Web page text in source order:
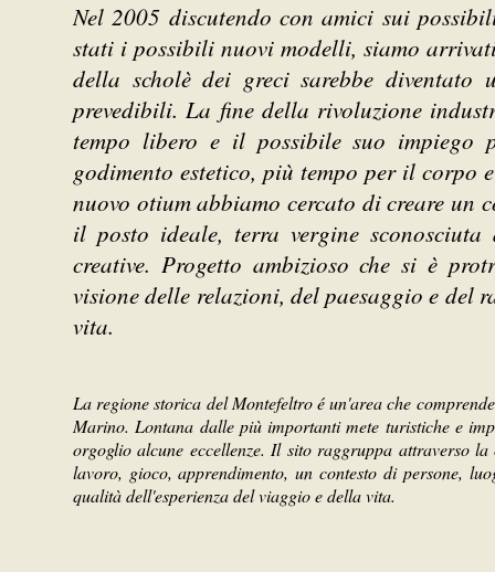
Nel 2005 discutendo con amici sui
stati i possibili nuovi modelli, siamo
della scholè dei greci sarebbe diventato
prevedibili. La fine della rivoluzione
tempo libero e il possibile suo impiego
godimento estetico, più tempo per il corpo
nuovo otium abbiamo cercato di creare un
il posto ideale, terra vergine
creative. Progetto ambizioso che si è
visione delle relazioni, del paesaggio e
vita.
La regione storica del Montefeltro é un'area che
Marino. Lontana dalle più importanti mete turistiche e
orgoglio alcune eccellenze. Il sito raggruppa attraverso
lavoro, gioco, apprendimento, un contesto di persone,
qualità dell'esperienza del viaggio e della vita.